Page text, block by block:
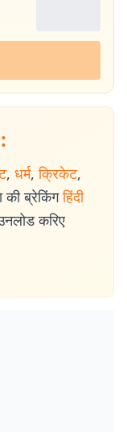
, धर्म, क्रिकेट,
की ब्रेकिंग हिंदी
करिए